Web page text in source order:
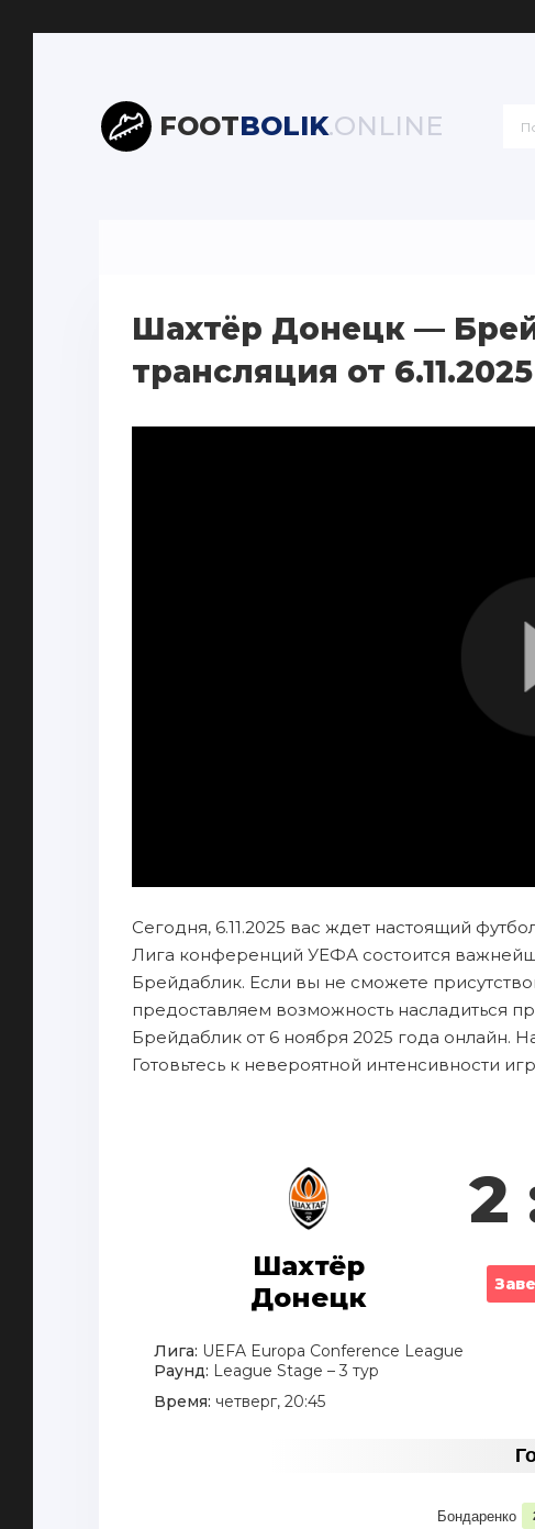
FOOTBOLIK.ONLINE
Шахтёр Донецк —
трансляция от 6.11.2025
Сегодня, 6.11.2025 вас ждет настоящий
Лига конференций УЕФА состоится
Брейдаблик. Если вы не сможете
предоставляем возможность насладиться
Брейдаблик от 6 ноября 2025 года онлайн.
Готовьтесь к невероятной интенсивности
Шахтёр
Донецк
2
Лига: UEFA Europa Conference League
Раунд: League Stage – 3 тур
Время: четверг, 20:45
Бондаренко